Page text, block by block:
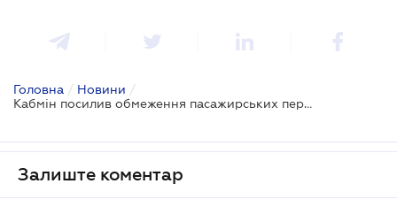
Головна / Новини /
Кабмін посилив обмеження пасажирських перевезень в "червоній" зоні карантину
Залиште коментар